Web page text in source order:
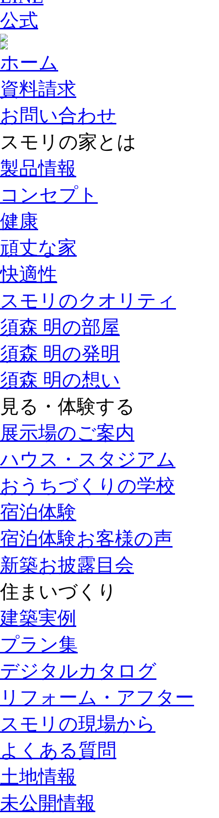
ホーム
資料請求
お問い合わせ
スモリの家とは
製品情報
コンセプト
健康
頑丈な家
快適性
スモリのクオリティ
須森 明の部屋
須森 明の発明
須森 明の想い
見る・体験する
展示場のご案内
ハウス・スタジアム
おうちづくりの学校
宿泊体験
宿泊体験お客様の声
新築お披露目会
住まいづくり
建築実例
プラン集
デジタルカタログ
リフォーム・アフター
スモリの現場から
よくある質問
土地情報
未公開情報